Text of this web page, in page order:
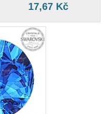
17,67 Kč